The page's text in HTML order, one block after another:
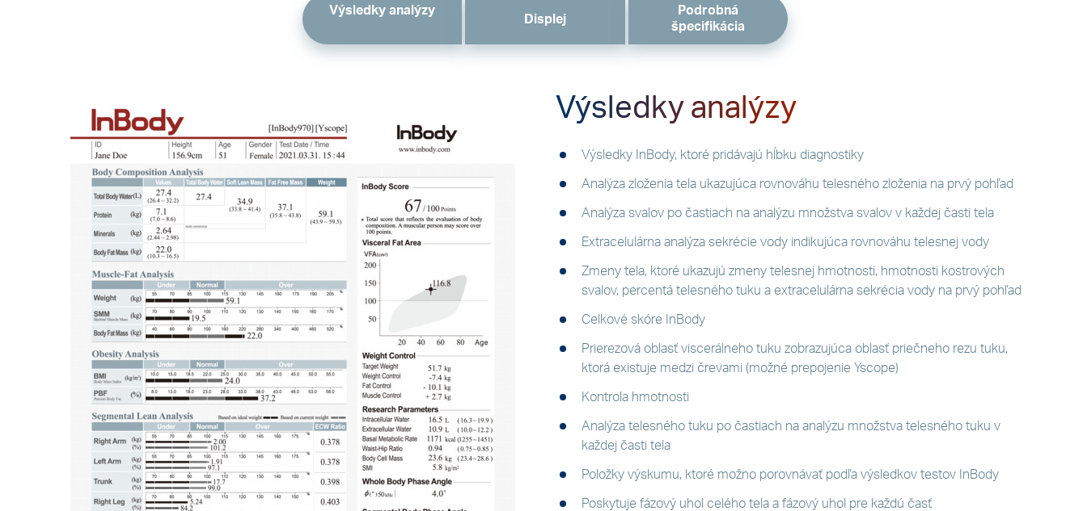
Výsledky analýzy
Displej
Podrobná
špecifikácia
Výsledky analýzy
Výsledky InBody, ktoré pridávajú hĺbku diagnostiky
Analýza zloženia tela ukazujúca rovnováhu telesného zloženia na prvý pohľad
Analýza svalov po častiach na analýzu množstva svalov v každej časti tela
Extracelulárna analýza sekrécie vody indikujúca rovnováhu telesnej vody
Zmeny tela, ktoré ukazujú zmeny telesnej hmotnosti, hmotnosti kostrových
svalov, percentá telesného tuku a extracelulárna sekrécia vody na prvý pohľad
Celkové skóre InBody
Prierezová oblasť viscerálneho tuku zobrazujúca oblasť priečneho rezu tuku,
ktorá existuje medzi črevami (možné prepojenie Yscope)
Kontrola hmotnosti
Analýza telesného tuku po častiach na analýzu množstva telesného tuku v
každej časti tela
Položky výskumu, ktoré možno porovnávať podľa výsledkov testov InBody
Poskytuje fázový uhol celého tela a fázový uhol pre každú časť